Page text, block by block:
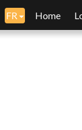
FR Home